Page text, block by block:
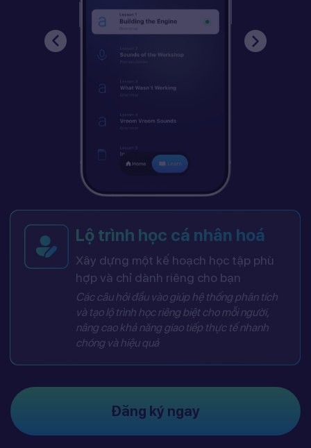
Lộ trình học cá nhân hoá
Xây dựng một kế hoạch học tập phù
hợp và chỉ dành riêng cho bạn
Các câu hỏi đầu vào giúp hệ thống phân tích
và tạo lộ trình học riêng biệt cho mỗi người,
nâng cao khả năng giao tiếp thực tế nhanh
chóng và hiệu quả
Đăng ký ngay